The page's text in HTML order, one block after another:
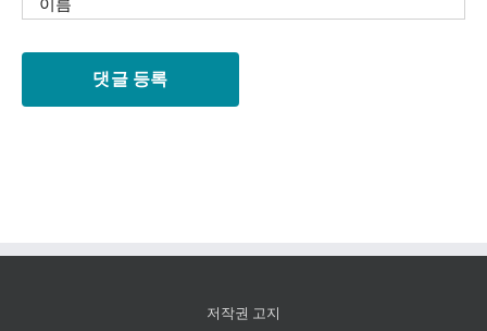
저작권 고지